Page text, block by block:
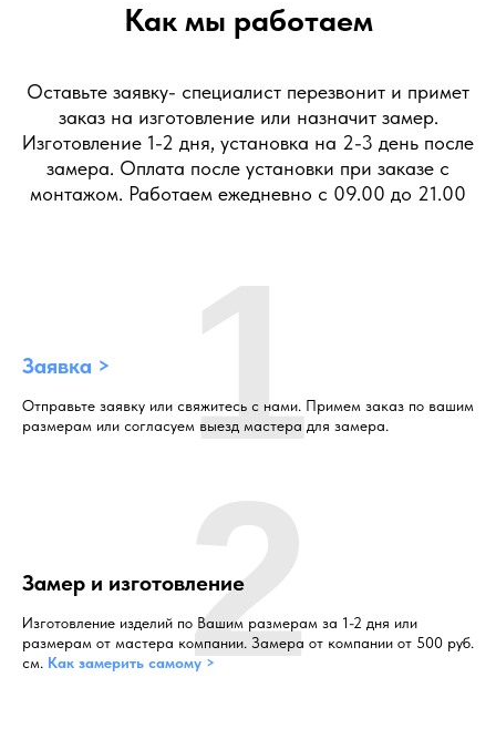
Как мы работаем
Оставьте заявку- специалист перезвонит и примет
заказ на изготовление или назначит замер.
Изготовление 1-2 дня, установка на 2-3 день после
замера. Оплата после установки при заказе с
монтажом. Работаем ежедневно с 09.00 до 21.00
Заявка >
Отправьте заявку или свяжитесь с нами. Примем заказ по вашим
размерам или согласуем выезд мастера для замера.
1
Замер и изготовление
Изготовление изделий по Вашим размерам за 1-2 дня или
размерам от мастера компании. Замера от компании от 500 руб.
см. Как замерить самому >2